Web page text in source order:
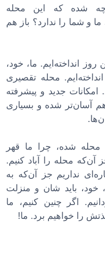
شده که این محله
و شما را ندارد؟ باز هم
انداخته‌ایم. ما، خود،
محله تقصیری
جدید و پیشرفته
آسان‌تر شده و بسیاری
محله شده، چرا ما قهر
آن‌که محله را آباد کنیم.
نداریم جز آن‌که به
خود، باید شان و منزلت
اگر چنین کنیم، ما
را خواهیم برد. ما!